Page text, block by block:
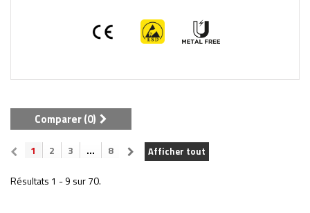
Comparer (0)
Afficher tout
1 2 3 ... 8
Résultats 1 - 9 sur 70.